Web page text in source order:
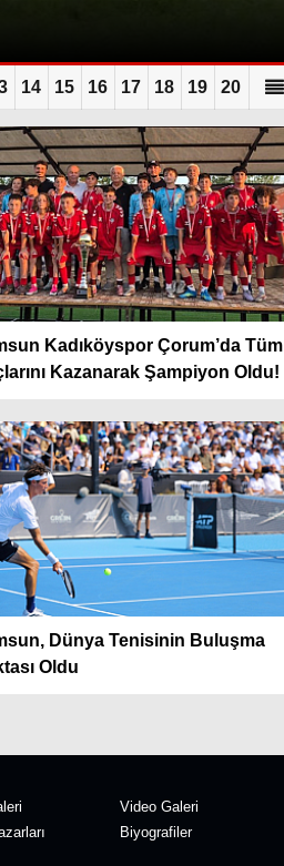
14 15 16 17 18 19 20
Kadıköyspor Çorum’da Tüm
Kazanarak Şampiyon Oldu!
Dünya Tenisinin Buluşma
Oldu
Video Galeri
Biyografiler